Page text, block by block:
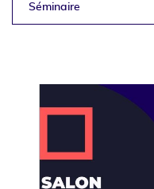
Séminaire